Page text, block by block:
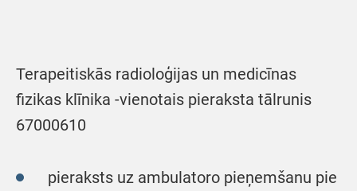
Terapeitiskās radioloģijas un medicīnas
fizikas klīnika -vienotais pieraksta tālrunis
67000610
pieraksts uz ambulatoro pieņemšanu pie